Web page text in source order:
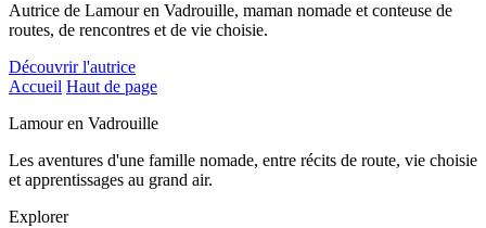
Autrice de Lamour en Vadrouille, maman nomade et conteuse de
routes, de rencontres et de vie choisie.
Découvrir l'autrice
Accueil Haut de page
Lamour en Vadrouille
Les aventures d'une famille nomade, entre récits de route, vie choisie
et apprentissages au grand air.
Explorer